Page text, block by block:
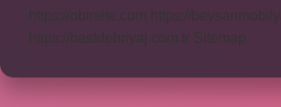
https://obirsite.com
https://
https://bastdebriyaj.com.tr Sitemap